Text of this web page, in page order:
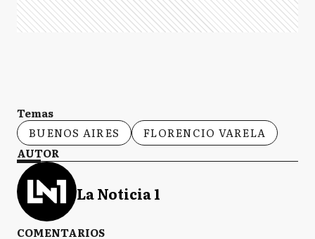
Temas
BUENOS AIRES
FLORENCIO VARELA
AUTOR
La Noticia 1
COMENTARIOS